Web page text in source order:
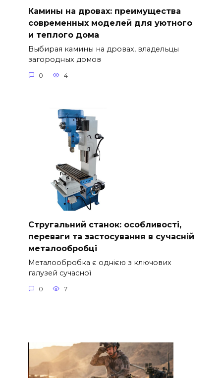
Камины на дровах: преимущества
современных моделей для уютного
и теплого дома
Выбирая камины на дровах, владельцы
загородных домов
0 4
Стругальний станок: особливості,
переваги та застосування в сучасній
металообробці
Металообробка є однією з ключових
галузей сучасної
0 7